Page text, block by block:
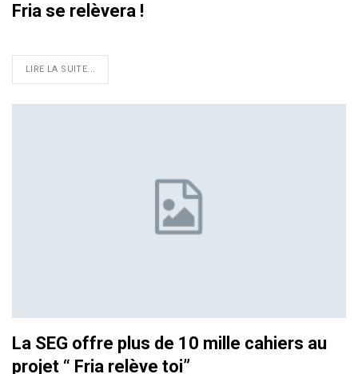
Fria se relèvera !
LIRE LA SUITE...
La SEG offre plus de 10 mille cahiers au
projet “ Fria relève toi”